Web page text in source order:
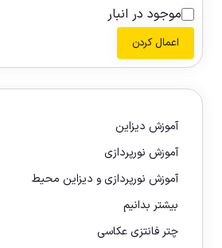
موجود در انبار
اعمال کردن
آموزش دیزاین
آموزش نورپردازی
آموزش نورپردازی و دیزاین محیط
بیشتر بدانیم
چتر فانتزی عکاسی